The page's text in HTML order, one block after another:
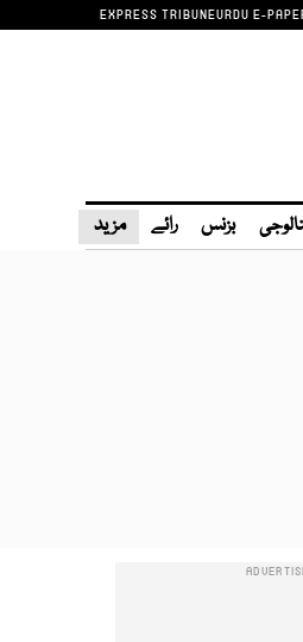
EXPRESS TRIBUNEURDU E-
بزنس رائے مزید